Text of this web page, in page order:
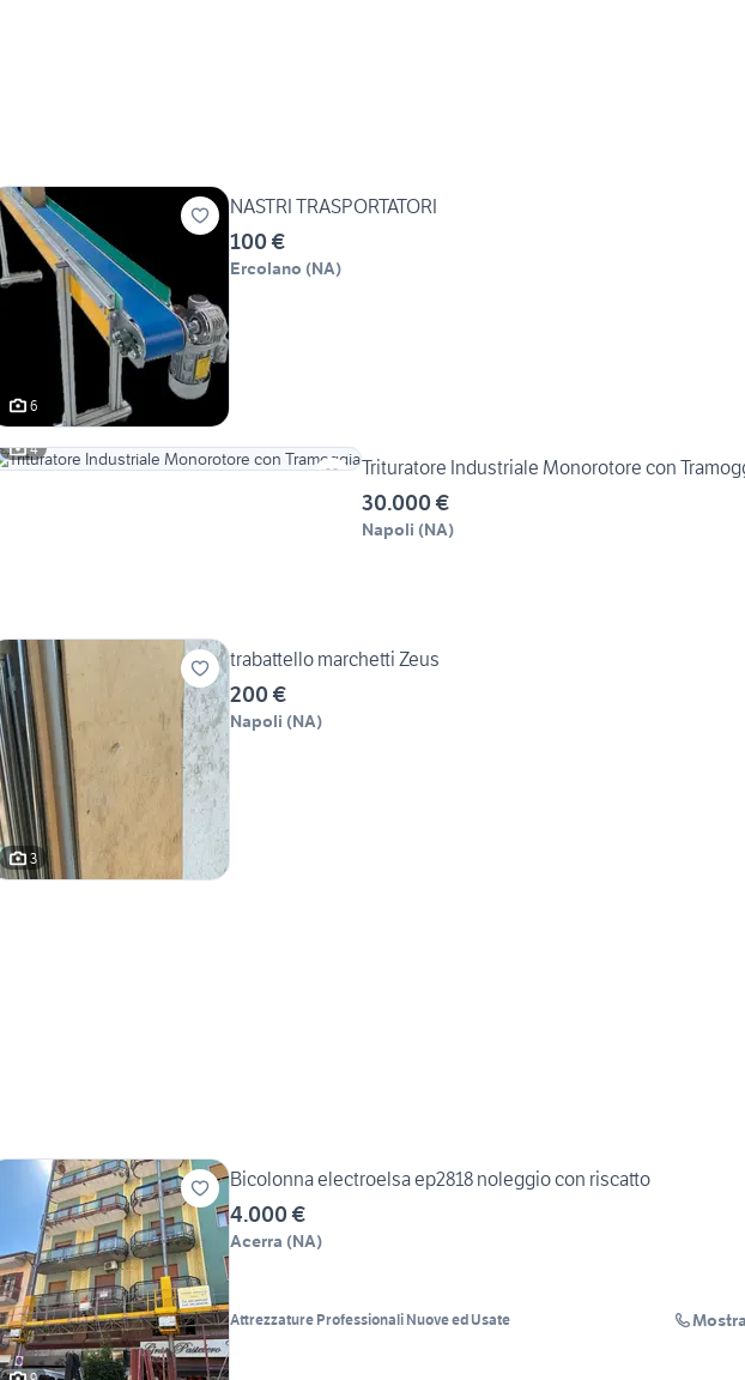
6
NASTRI TRASPORTATORI
100 €
Ercolano (NA)
4
Trituratore Industriale Monorotore con
30.000 €
Napoli (NA)
3
trabattello marchetti Zeus
200 €
Napoli (NA)
Bicolonna electroelsa ep2818 noleggio con riscatto
4.000 €
Acerra (NA)
Attrezzature Professionali Nuove ed Usate